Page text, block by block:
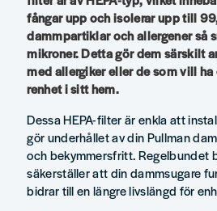
fångar upp och isolerar upp till
dammpartiklar och allergener så
mikroner. Detta gör dem särskilt
med allergiker eller de som vill ha
renhet i sitt hem.
Dessa HEPA-filter är enkla att
gör underhållet av din Pullman
och bekymmersfritt. Regelbundet
säkerställer att din dammsugare
bidrar till en längre livslängd för